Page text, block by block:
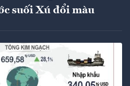
suối Xú đổi màu